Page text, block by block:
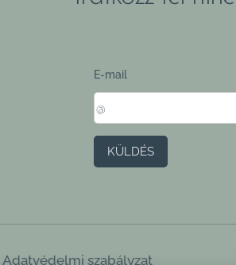
E-mail
KÜLDÉS
Adatvédelmi szabályzat